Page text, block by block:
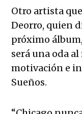
Otro artista
Deorro, quien
próximo
será una oda
motivación e
Sueños.